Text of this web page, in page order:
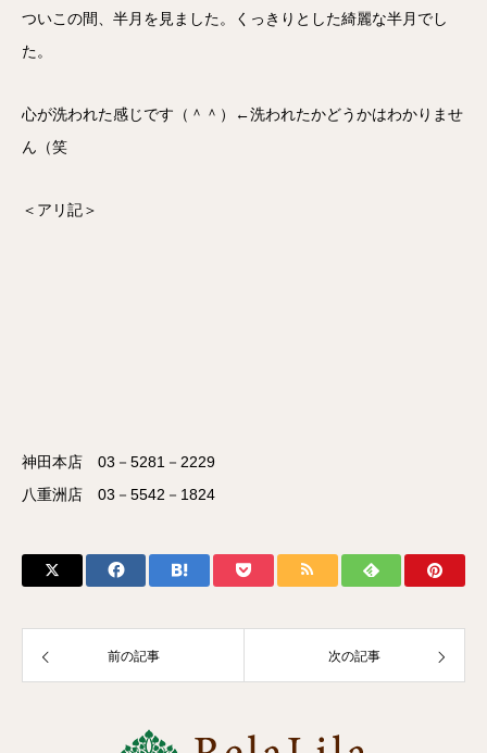
ついこの間、半月を見ました。くっきりとした綺麗な半月でし
た。
心が洗われた感じです（＾＾）←洗われたかどうかはわかりませ
ん（笑
＜アリ記＞
神田本店 03－5281－2229
八重洲店 03－5542－1824
前の記事 次の記事